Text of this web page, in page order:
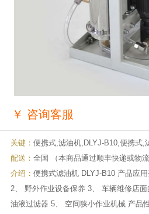
￥ 咨询客服
关键： 便携式,滤油机,DLYJ-B10,便携式,
配送： 全国 （本商品通过顺丰快递或物
介绍： 便携式滤油机 DLYJ-B10 产品应
2、 野外作业设备保养 3、 车辆维修店
油液过滤器 5、 空间狭小作业机械 产品